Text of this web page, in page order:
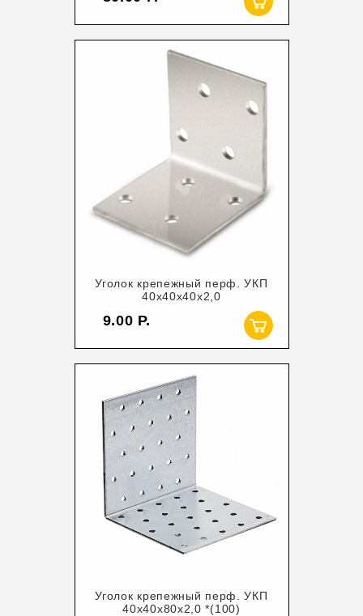
Уголок крепежный перф. УКП
40х40х40х2,0
9.00
Уголок крепежный перф. УКП
40х40х80х2,0 *(100)